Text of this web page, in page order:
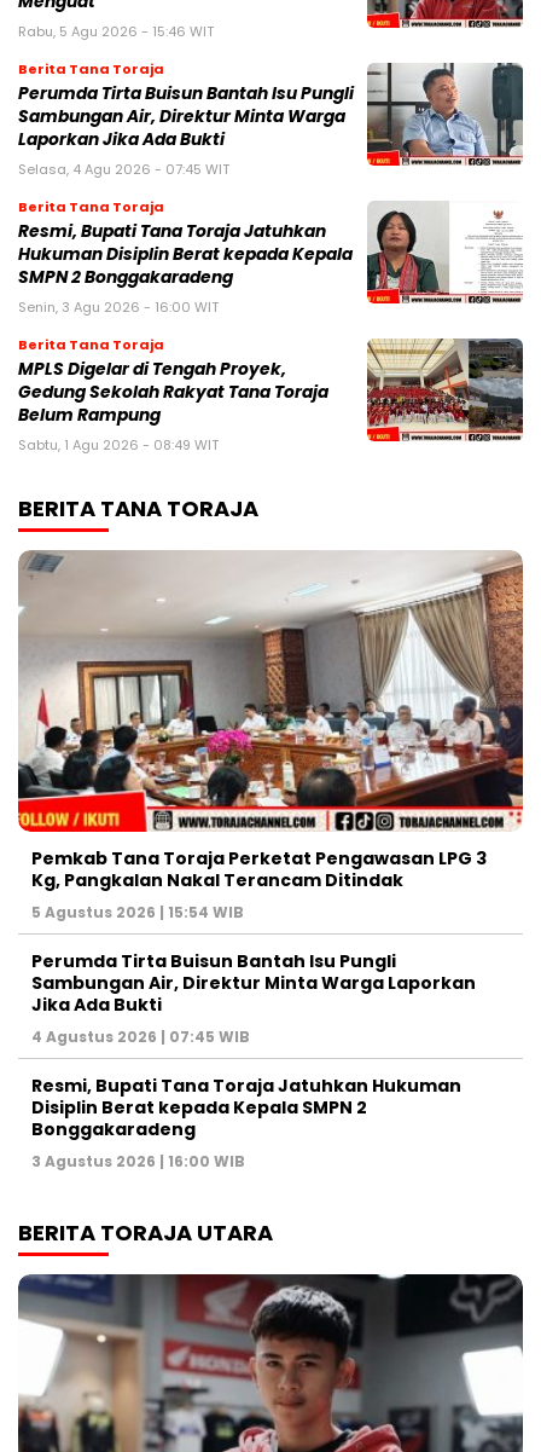
Rabu, 5 Agu 2026 - 15:46 WIT
Berita Tana Toraja
Perumda Tirta Buisun Bantah Isu Pungli
Sambungan Air, Direktur Minta Warga
Laporkan Jika Ada Bukti
Selasa, 4 Agu 2026 - 07:45 WIT
Berita Tana Toraja
Resmi, Bupati Tana Toraja Jatuhkan
Hukuman Disiplin Berat kepada Kepala
SMPN 2 Bonggakaradeng
Senin, 3 Agu 2026 - 16:00 WIT
Berita Tana Toraja
MPLS Digelar di Tengah Proyek,
Gedung Sekolah Rakyat Tana Toraja
Belum Rampung
Sabtu, 1 Agu 2026 - 08:49 WIT
BERITA TANA TORAJA
Pemkab Tana Toraja Perketat Pengawasan LPG 3
Kg, Pangkalan Nakal Terancam Ditindak
5 Agustus 2026 | 15:54 WIB
Perumda Tirta Buisun Bantah Isu Pungli
Sambungan Air, Direktur Minta Warga Laporkan
Jika Ada Bukti
4 Agustus 2026 | 07:45 WIB
Resmi, Bupati Tana Toraja Jatuhkan Hukuman
Disiplin Berat kepada Kepala SMPN 2
Bonggakaradeng
3 Agustus 2026 | 16:00 WIB
BERITA TORAJA UTARA